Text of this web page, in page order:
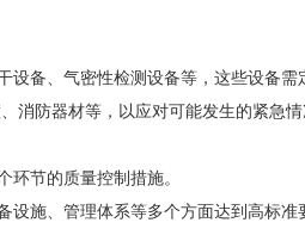
备、气密性检测设备等，这些设备需
消防器材等，以应对可能发生的紧急情
节的质量控制措施。
施、管理体系等多个方面达到高标准